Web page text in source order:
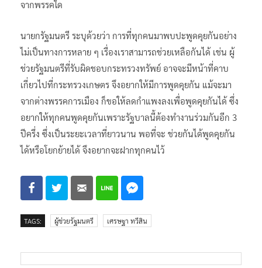
จากพรรคใด
นายกรัฐมนตรี ระบุด้วยว่า การที่ทุกคนมาพบปะพูดคุยกันอย่าง
ไม่เป็นทางการหลาย ๆ เรื่องเราสามารถช่วยเหลือกันได้ เช่น ผู้
ช่วยรัฐมนตรีที่รับผิดชอบกระทรวงทรัพย์ อาจจะมีหน้าที่คาบ
เกี่ยวไปที่กระทรวงเกษตร จึงอยากให้มีการพูดคุยกัน แม้จะมา
จากต่างพรรคการเมือง ก็ขอให้ลดกำแพงลงเพื่อพูดคุยกันได้ ซึ่ง
อยากให้ทุกคนพูดคุยกันเพราะรัฐบาลนี้ต้องทำงานร่วมกันอีก 3
ปีครึ่ง ซึ่งเป็นระยะเวลาที่ยาวนาน พอที่จะ ช่วยกันได้พูดคุยกัน
ได้หรือโยกย้ายได้ จึงอยากจะฝากทุกคนไว้
TAGS: ผู้ช่วยรัฐมนตรี เศรษฐา ทวีสิน